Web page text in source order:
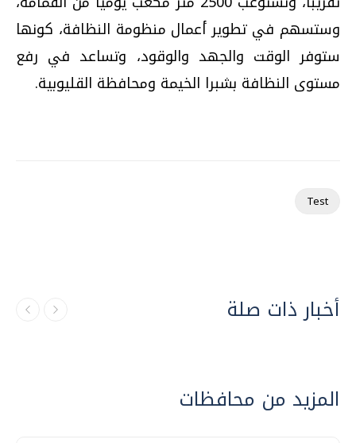
وستسهم في تطوير أعمال منظومة النظافة، كونها
ستوفر الوقت والجهد والوقود، وتساعد في رفع
مستوى النظافة بشبرا الخيمة ومحافظة القليوبية.
Test
أخبار ذات صلة
المزيد من محافظات